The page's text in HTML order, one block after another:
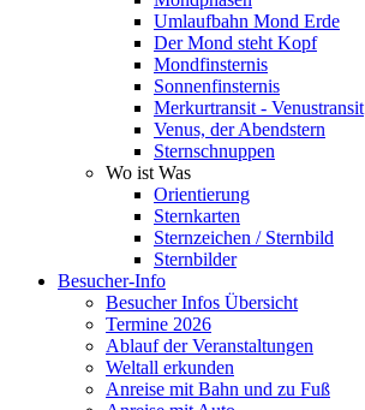
Umlaufbahn Mond Erde
Der Mond steht Kopf
Mondfinsternis
Sonnenfinsternis
Merkurtransit - Venustransit
Venus, der Abendstern
Sternschnuppen
Wo ist Was
Orientierung
Sternkarten
Sternzeichen / Sternbild
Sternbilder
Besucher-Info
Besucher Infos Übersicht
Termine 2026
Ablauf der Veranstaltungen
Weltall erkunden
Anreise mit Bahn und zu Fuß